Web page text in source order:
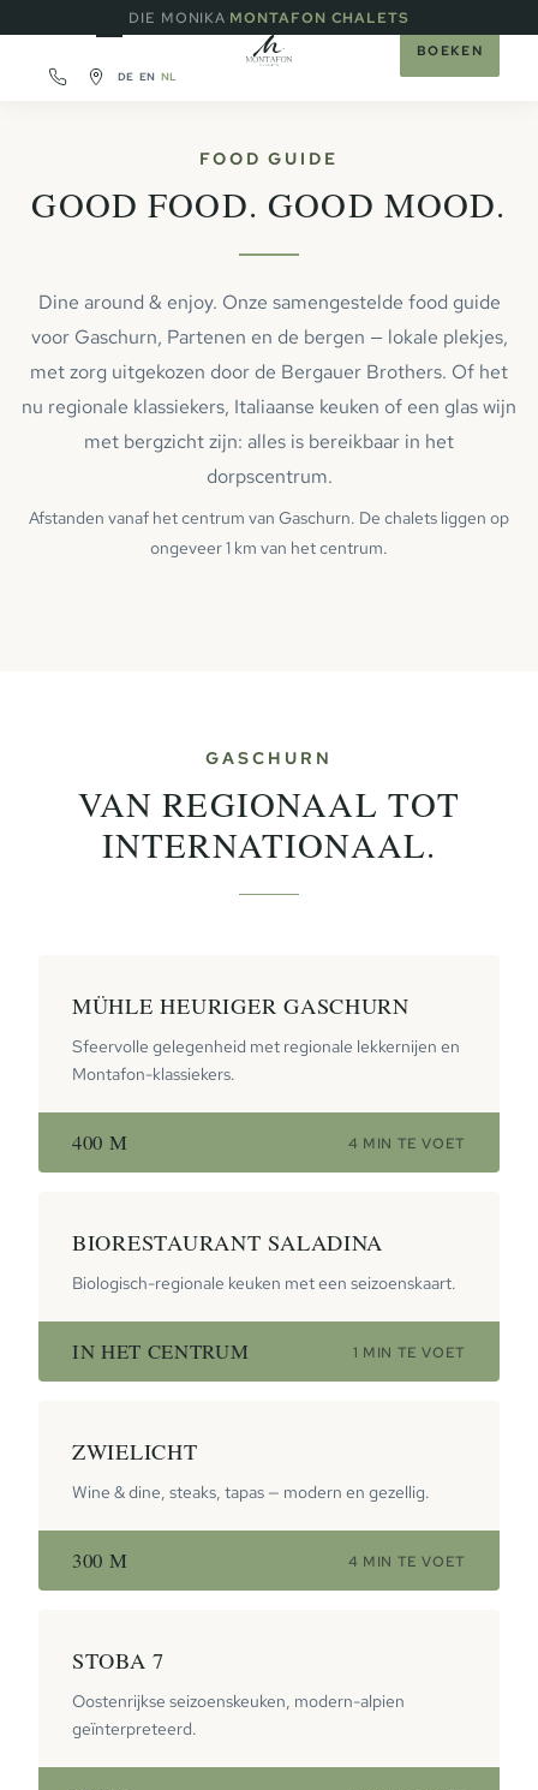
DIE MONIKA·MONTAFON CHALETS
DE EN NL
BOEKEN
FOOD GUIDE
GOOD FOOD. GOOD MOOD.
Dine around & enjoy. Onze samengestelde food guide
voor Gaschurn, Partenen en de bergen — lokale plekjes,
met zorg uitgekozen door de Bergauer Brothers. Of het
nu regionale klassiekers, Italiaanse keuken of een glas wijn
met bergzicht zijn: alles is bereikbaar in het
dorpscentrum.
Afstanden vanaf het centrum van Gaschurn. De chalets liggen op
ongeveer 1 km van het centrum.
GASCHURN
VAN REGIONAAL TOT
INTERNATIONAAL.
MÜHLE HEURIGER GASCHURN
Sfeervolle gelegenheid met regionale lekkernijen en
Montafon-klassiekers.
400 M 4 MIN TE VOET
BIORESTAURANT SALADINA
Biologisch-regionale keuken met een seizoenskaart.
IN HET CENTRUM 1 MIN TE VOET
ZWIELICHT
Wine & dine, steaks, tapas — modern en gezellig.
300 M 4 MIN TE VOET
STOBA 7
Oostenrijkse seizoenskeuken, modern-alpien
geïnterpreteerd.